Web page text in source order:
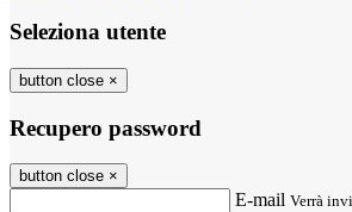
Seleziona utente
button close ×
Recupero password
button close ×
E-mail Verrà